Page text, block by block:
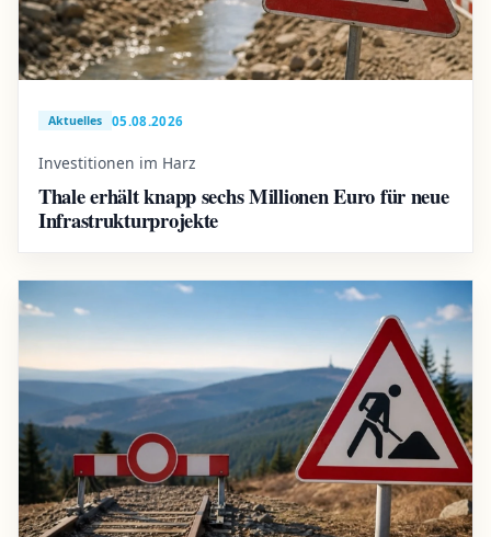
Aktuelles 05.08.2026
Investitionen im Harz
Thale erhält knapp sechs Millionen Euro für neue
Infrastrukturprojekte